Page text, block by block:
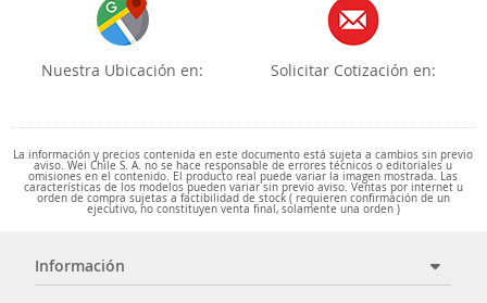
Nuestra Ubicación en: Solicitar Cotización en:
La información y precios contenida en este documento está sujeta a cambios sin previo
aviso. Wei Chile S. A. no se hace responsable de errores técnicos o editoriales u
omisiones en el contenido. El producto real puede variar la imagen mostrada. Las
características de los modelos pueden variar sin previo aviso. Ventas por internet u
orden de compra sujetas a factibilidad de stock ( requieren confirmación de un
ejecutivo, no constituyen venta final, solamente una orden )
Información